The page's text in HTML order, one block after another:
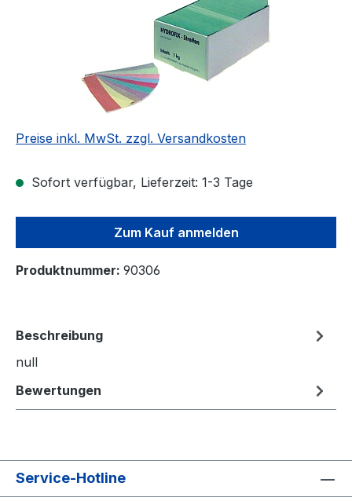
Preise inkl. MwSt. zzgl. Versandkosten
Sofort verfügbar, Lieferzeit: 1-3 Tage
Zum Kauf anmelden
Produktnummer: 90306
Beschreibung
null
Bewertungen
Service-Hotline